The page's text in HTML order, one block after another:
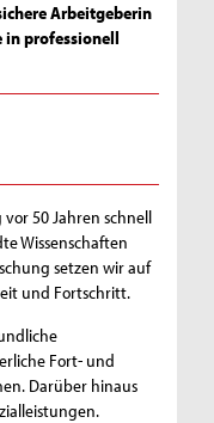
Arbeitgeberin
in professionell
50 Jahren schnell
Wissenschaften
setzen wir auf
und Fortschritt.
Fort- und
Darüber hinaus